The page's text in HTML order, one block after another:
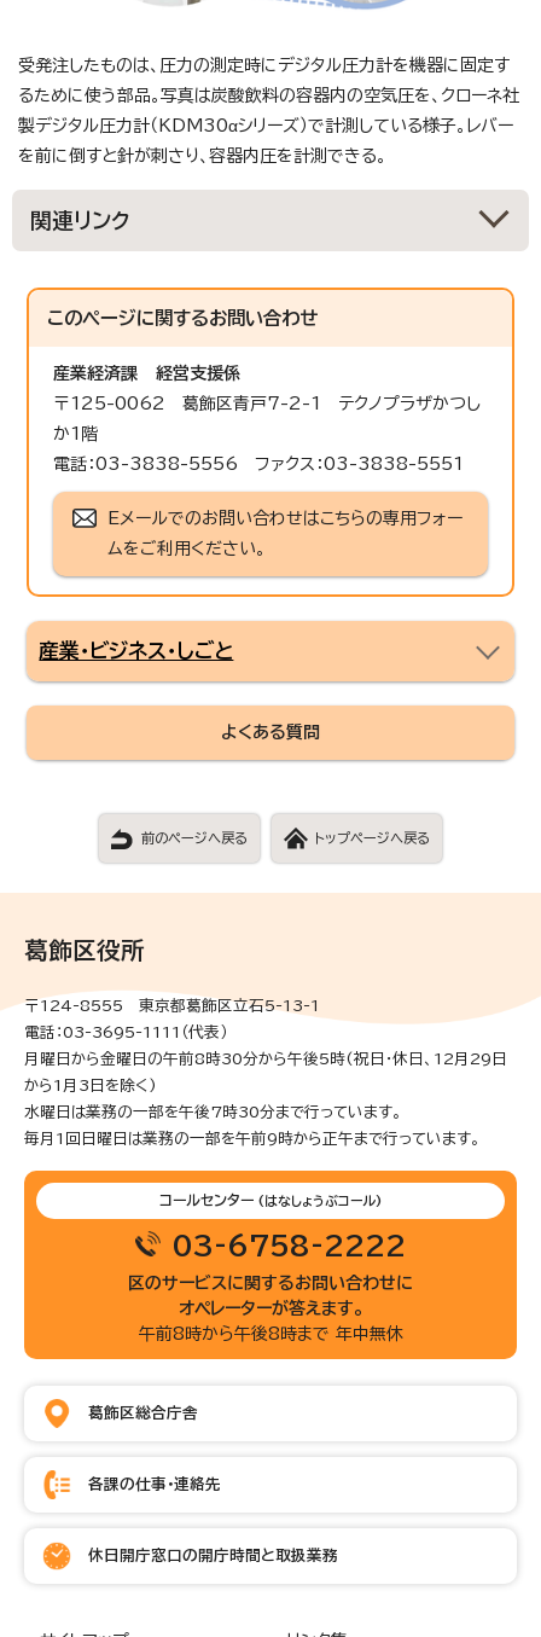
受発注したものは、圧力の測定時にデジタル圧力計を機器に固定す
るために使う部品。写真は炭酸飲料の容器内の空気圧を、クローネ社
製デジタル圧力計（KDM30αシリーズ）で計測している様子。レバー
を前に倒すと針が刺さり、容器内圧を計測できる。
関連リンク
このページに関するお問い合わせ
産業経済課
経営支援係
〒125-0062 葛飾区青戸7-2-1 テクノプラザかつし
か1階
電話：03-3838-5556 ファクス：03-3838-5551
Eメールでのお問い合わせはこちらの専用フォー
ムをご利用ください。
産業・ビジネス・しごと
よくある質問
前のページへ戻る トップページへ戻る
葛飾区役所
〒124-8555 東京都葛飾区立石5-13-1
電話：03-3695-1111（代表）
月曜日から金曜日の午前8時30分から午後5時(祝日・休日、12月29日
から1月3日を除く)
水曜日は業務の一部を午後7時30分まで行っています。
毎月1回日曜日は業務の一部を午前9時から正午まで行っています。
コールセンター (はなしょうぶコール)
03-6758-2222
区のサービスに関するお問い合わせに
オペレーターが答えます。
午前8時から午後8時まで 年中無休
葛飾区総合庁舎
各課の仕事・連絡先
休日開庁窓口の開庁時間と取扱業務